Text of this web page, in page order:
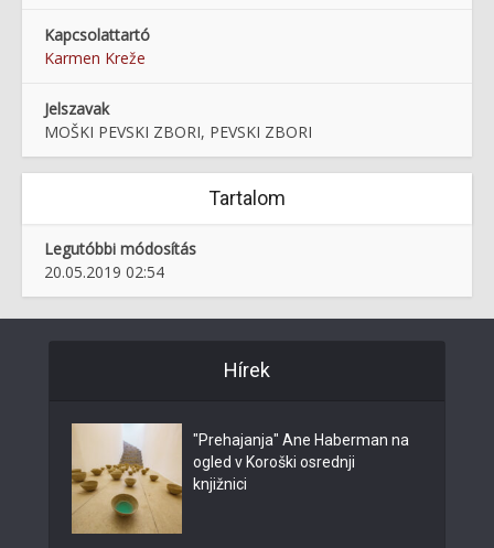
Kapcsolattartó
Karmen Kreže
Jelszavak
MOŠKI PEVSKI ZBORI, PEVSKI ZBORI
Tartalom
Legutóbbi módosítás
20.05.2019 02:54
Hírek
"Prehajanja" Ane Haberman na
ogled v Koroški osrednji
knjižnici